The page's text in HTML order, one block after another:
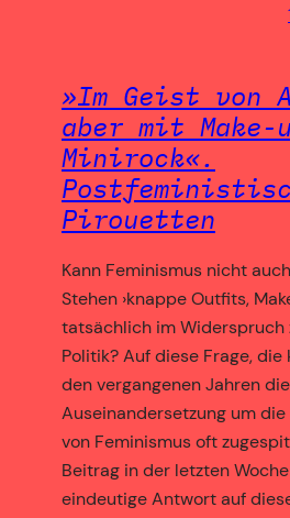
»Im Geist von
aber mit Make-
Minirock«.
Pirouetten
Kann Feminismus nicht
Stehen ›knappe Outfits,
tatsächlich im Widerspruch
Politik? Auf diese Frage,
den vergangenen Jahren die
Auseinandersetzung um
von Feminismus oft
Beitrag in der letzten
eindeutige Antwort auf